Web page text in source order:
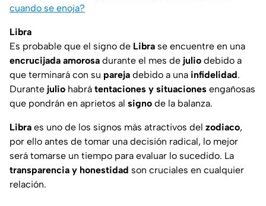
cuando se enoja?
Libra
Es probable que el signo de Libra se encuentre en una
encrucijada amorosa durante el mes de julio debido a
que terminará con su pareja debido a una infidelidad.
Durante julio habrá tentaciones y situaciones engañosas
que pondrán en aprietos al signo de la balanza.
Libra es uno de los signos más atractivos del zodiaco,
por ello antes de tomar una decisión radical, lo mejor
será tomarse un tiempo para evaluar lo sucedido. La
transparencia y honestidad son cruciales en cualquier
relación.